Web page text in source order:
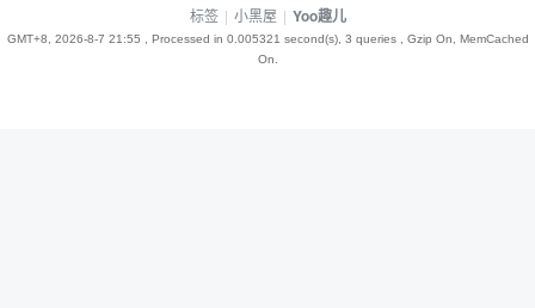
标签 | 小黑屋 | Yoo趣儿
GMT+8, 2026-8-7 21:55 , Processed in 0.005321 second(s), 3 queries , Gzip On, MemCached
On.